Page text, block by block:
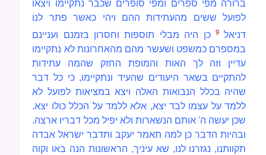
ברורה מפי ספרים ומפי סופרים שכבר נתקיימו ויצאו
לפועל ששים מהעתידות ההם ויהי כאשר פתר לנו
דניאל9
כן היה מבלי תוספות וחסרון בזמנם ועניינם
במספרם כמשפט ושעשר מהם מהאחרונות לא נתקיימו
עדיין וזה לך האות והמופת החזק שהמה עתידות
להתקיים בשאר היעודים שהעיד ונתקיימו, כי כל דבר
שהיה בכלל הנבואות האלה ויצא במציאות לפועל לא
ללמד על עצמו לבד יצא, אלא ללמד על הכלל כולו יצא.
שכן יעשה ה' אותם הנשארות ולא יפיל מכל דבריו ארצה.
ובהיות הדבר כן למה תאמר יעקב ותדבר ישראל אבדה
תקוותנו, נגזרנו לנו, שא עיניך, הראשונות הנה באו וקוה